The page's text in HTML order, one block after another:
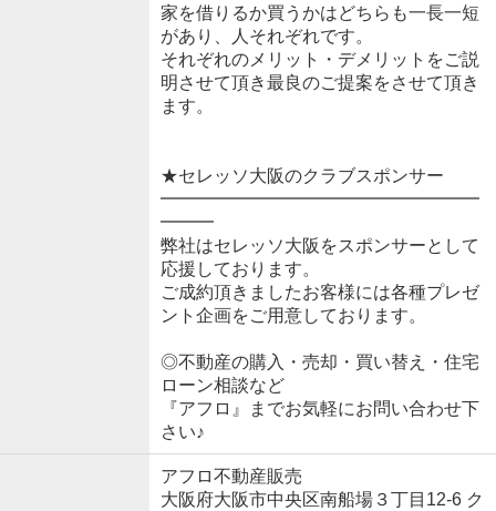
家を借りるか買うかはどちらも一長一短
があり、人それぞれです。
それぞれのメリット・デメリットをご説
明させて頂き最良のご提案をさせて頂き
ます。
★セレッソ大阪のクラブスポンサー
━━━━━━━━━━━━━━━━━━
━━━
弊社はセレッソ大阪をスポンサーとして
応援しております。
ご成約頂きましたお客様には各種プレゼ
ント企画をご用意しております。
◎不動産の購入・売却・買い替え・住宅
ローン相談など
『アフロ』までお気軽にお問い合わせ下
さい♪
アフロ不動産販売
大阪府大阪市中央区南船場３丁目12-6 ク